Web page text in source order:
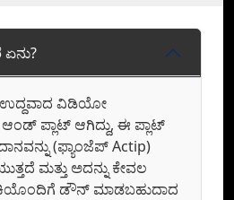
ಉದ್ದವಾದ ವಿಡಿಯೋ
ಪ್ಲಾಟ್‌ ಆಗಿದ್ದು, ಈ ಪ್ಲಾಟ್
(ಫ್ಯಾಂಜೆಪ್ Actip)
ಮತ್ತು ಅದನ್ನು ಕೇವಲ
ಡೌನ್‌ ಮಾಡಬಹುದಾದ